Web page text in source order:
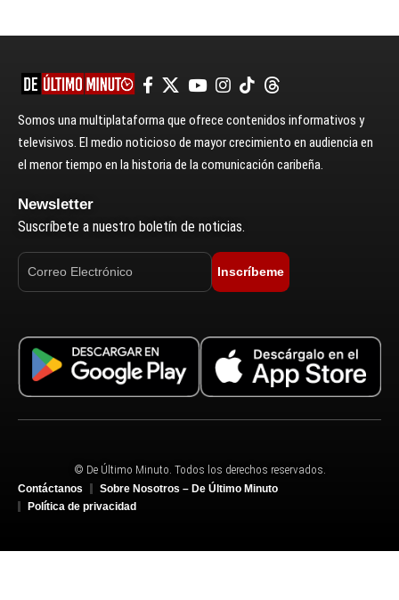
Somos una multiplataforma que ofrece contenidos informativos y
televisivos. El medio noticioso de mayor crecimiento en audiencia en
el menor tiempo en la historia de la comunicación caribeña.
Newsletter
Suscríbete a nuestro boletín de noticias.
Inscríbeme
© De Último Minuto. Todos los derechos reservados.
Contáctanos
Sobre Nosotros – De Último Minuto
Política de privacidad